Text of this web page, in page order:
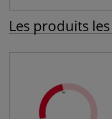
Les produits